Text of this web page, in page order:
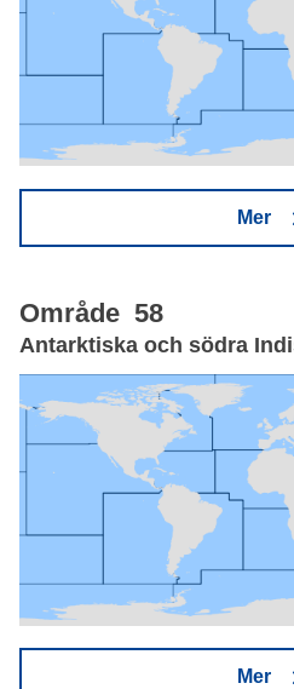
Mer
Område 58
Antarktiska och södra
Mer